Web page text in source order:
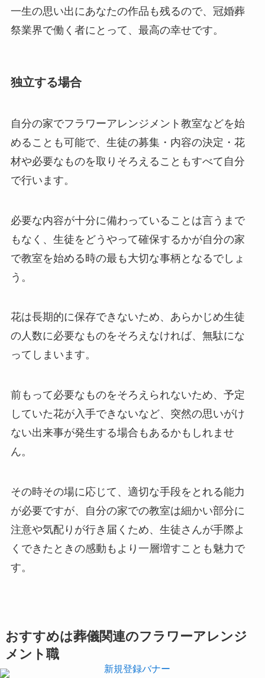
一生の思い出にあなたの作品も残るので、冠婚葬
祭業界で働く者にとって、最高の幸せです。
独立する場合
自分の家でフラワーアレンジメント教室などを始
めることも可能で、生徒の募集・内容の決定・花
材や必要なものを取りそろえることもすべて自分
で行います。
必要な内容が十分に備わっていることは言うまで
もなく、生徒をどうやって確保するかが自分の家
で教室を始める時の最も大切な事柄となるでしょ
う。
花は長期的に保存できないため、あらかじめ生徒
の人数に必要なものをそろえなければ、無駄にな
ってしまいます。
前もって必要なものをそろえられないため、予定
していた花が入手できないなど、突然の思いがけ
ない出来事が発生する場合もあるかもしれませ
ん。
その時その場に応じて、適切な手段をとれる能力
が必要ですが、自分の家での教室は細かい部分に
注意や気配りが行き届くため、生徒さんが手際よ
くできたときの感動もより一層増すことも魅力で
す。
おすすめは葬儀関連のフラワーアレンジ
メント職